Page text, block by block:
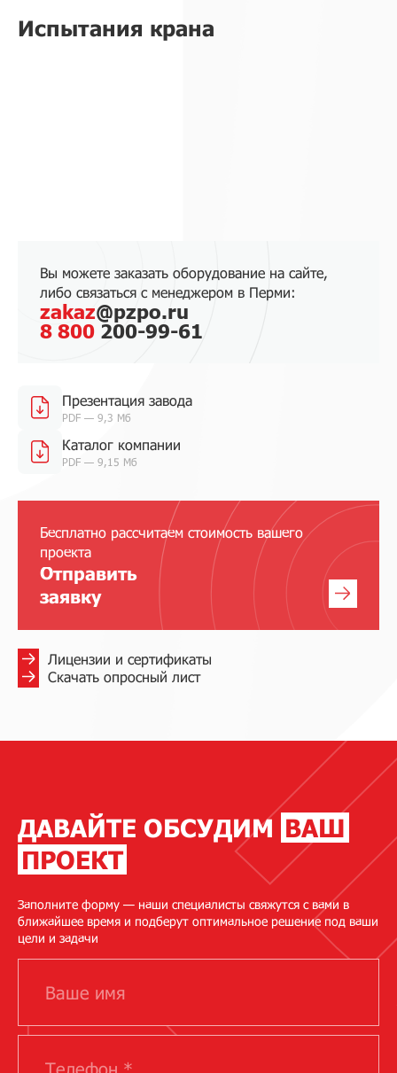
Испытания крана
Вы можете заказать оборудование на сайте,
либо связаться с менеджером в Перми:
zakaz@pzpo.ru
8 800 200-99-61
Презентация завода
PDF — 9,3 Мб
Каталог компании
PDF — 9,15 Мб
Бесплатно рассчитаем стоимость вашего
проекта
Отправить
заявку
Лицензии и сертификаты
Скачать опросный лист
ДАВАЙТЕ ОБСУДИМ ВАШ
ПРОЕКТ
Заполните форму — наши специалисты свяжутся с вами в
ближайшее время и подберут оптимальное решение под ваши
цели и задачи